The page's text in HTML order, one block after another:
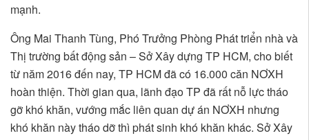
mạnh.
Ông Mai Thanh Tùng, Phó Trưởng Phòng Phát triển nhà và
Thị trường bất động sản – Sở Xây dựng TP HCM, cho biết
từ năm 2016 đến nay, TP HCM đã có 16.000 căn NƠXH
hoàn thiện. Thời gian qua, lãnh đạo TP đã rất nỗ lực tháo
gỡ khó khăn, vướng mắc liên quan dự án NƠXH nhưng
khó khăn này tháo dỡ thì phát sinh khó khăn khác. Sở Xây